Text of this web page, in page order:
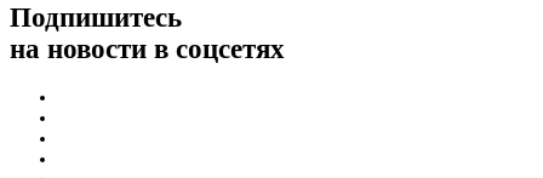
Подпишитесь
на новости в соцсетях